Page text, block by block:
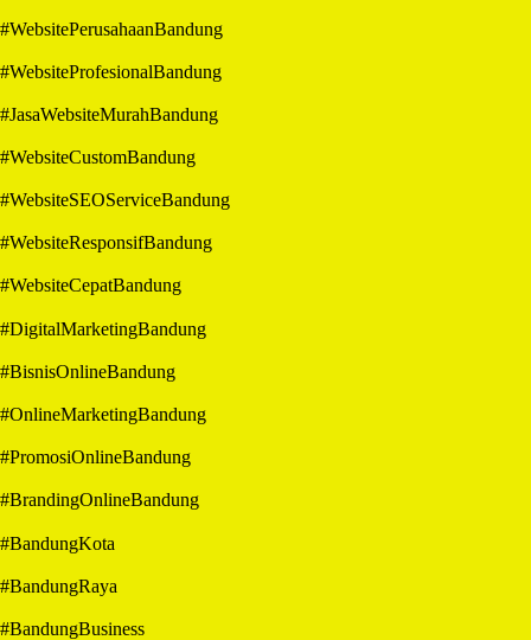
#WebsitePerusahaanBandung
#WebsiteProfesionalBandung
#JasaWebsiteMurahBandung
#WebsiteCustomBandung
#WebsiteSEOServiceBandung
#WebsiteResponsifBandung
#WebsiteCepatBandung
#DigitalMarketingBandung
#BisnisOnlineBandung
#OnlineMarketingBandung
#PromosiOnlineBandung
#BrandingOnlineBandung
#BandungKota
#BandungRaya
#BandungBusiness